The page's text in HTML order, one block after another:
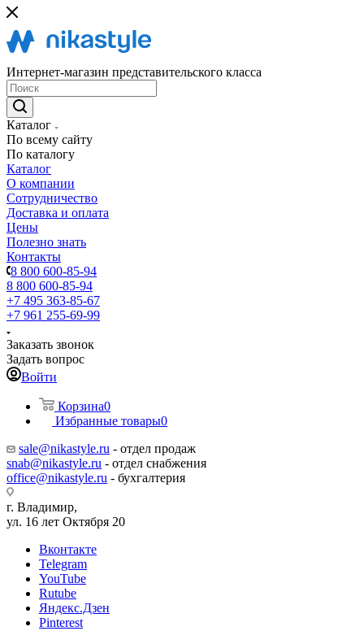
Интернет-магазин представительского класса
Каталог
По всему сайту
По каталогу
Каталог
О компании
Сотрудничество
Доставка и оплата
Цены
Полезно знать
Контакты
8 800 600-85-94
8 800 600-85-94
+7 495 363-85-67
+7 961 255-69-99
Заказать звонок
Задать вопрос
Войти
Корзина0
Избранные товары0
sale@nikastyle.ru - отдел продаж
snab@nikastyle.ru - отдел снабжения
office@nikastyle.ru - бухгалтерия
г. Владимир,
ул. 16 лет Октября 20
Вконтакте
Telegram
YouTube
Rutube
Яндекс.Дзен
Pinterest